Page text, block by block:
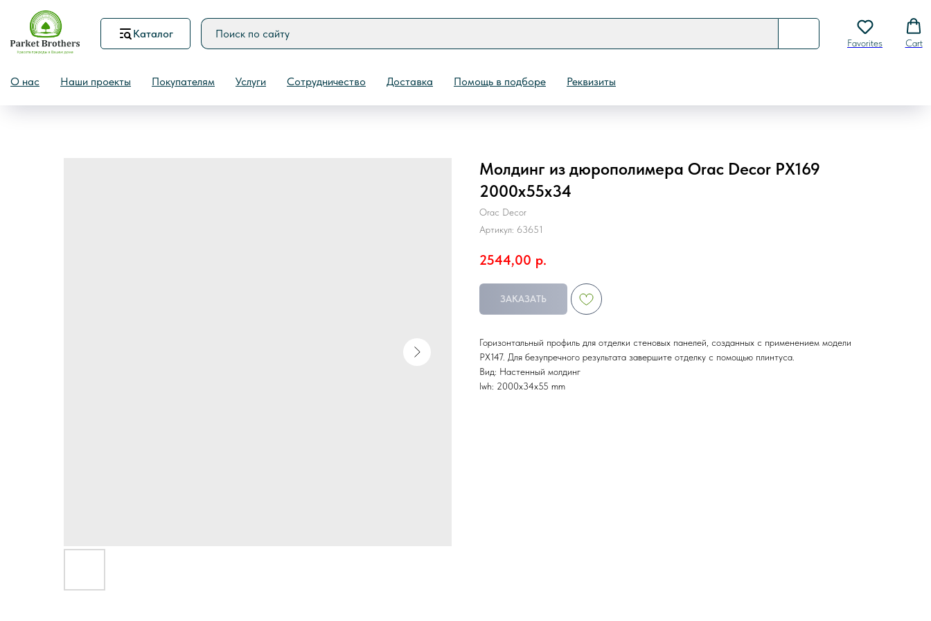
Каталог
Favorites Cart
О нас Наши проекты Покупателям Услуги Сотрудничество Доставка Помощь в подборе Реквизиты
НазадМолдинг из дюрополимера Orac Decor PX169
2000х55х34
Orac Decor
Артикул: 63651
2544,00 р.
ЗАКАЗАТЬ
Горизонтальный профиль для отделки стеновых панелей, созданных с применением модели
РХ147. Для безупречного результата завершите отделку с помощью плинтуса.
Вид: Настенный молдинг
lwh: 2000x34x55 mm